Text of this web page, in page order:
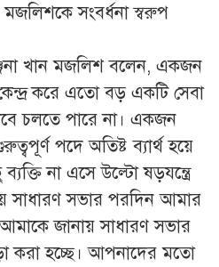
সংবর্ধনা স্বরুপ
খান মজলিশ বলেন, একজন
করে এতো বড় একটি সেবা
চলতে পারে না। একজন
পদে অতিষ্ট ব্যার্থ হয়ে
না এসে উল্টো ষড়যন্ত্রে
সাধারণ সভার পরদিন আমার
জানায় সাধারণ সভার
করা হচ্ছে। আপনাদের মতো